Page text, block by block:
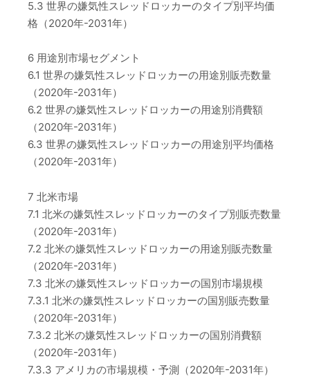
5.3 世界の嫌気性スレッドロッカーのタイプ別平均価
格（2020年-2031年）
6 用途別市場セグメント
6.1 世界の嫌気性スレッドロッカーの用途別販売数量
（2020年-2031年）
6.2 世界の嫌気性スレッドロッカーの用途別消費額
（2020年-2031年）
6.3 世界の嫌気性スレッドロッカーの用途別平均価格
（2020年-2031年）
7 北米市場
7.1 北米の嫌気性スレッドロッカーのタイプ別販売数量
（2020年-2031年）
7.2 北米の嫌気性スレッドロッカーの用途別販売数量
（2020年-2031年）
7.3 北米の嫌気性スレッドロッカーの国別市場規模
7.3.1 北米の嫌気性スレッドロッカーの国別販売数量
（2020年-2031年）
7.3.2 北米の嫌気性スレッドロッカーの国別消費額
（2020年-2031年）
7.3.3 アメリカの市場規模・予測（2020年-2031年）